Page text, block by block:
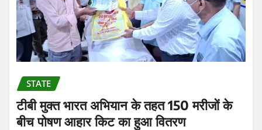
STATE
टीबी मुक्त भारत अभियान के तहत 150 मरीजों के
बीच पोषण आहार किट का हुआ वितरण